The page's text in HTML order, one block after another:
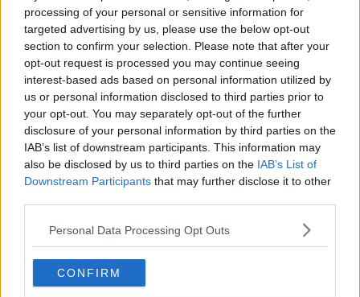
processing of your personal or sensitive information for
targeted advertising by us, please use the below opt-out
section to confirm your selection. Please note that after your
opt-out request is processed you may continue seeing
interest-based ads based on personal information utilized by
us or personal information disclosed to third parties prior to
your opt-out. You may separately opt-out of the further
disclosure of your personal information by third parties on the
IAB’s list of downstream participants. This information may
also be disclosed by us to third parties on the IAB’s List of
Downstream Participants that may further disclose it to other
Personal Data Processing Opt Outs
CONFIRM
20 de rețete de salate de vară fără prelucrare termică
06.08.2026